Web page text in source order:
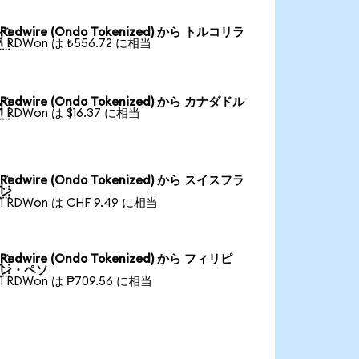
Redwire (Ondo Tokenized) から トルコリラ
1 RDWon は ₺556.72 に相当
Redwire (Ondo Tokenized) から カナダドル
1 RDWon は $16.37 に相当
Redwire (Ondo Tokenized) から スイスフラ
ン
1 RDWon は CHF 9.49 に相当
Redwire (Ondo Tokenized) から フィリピ
ン・ペソ
1 RDWon は ₱709.56 に相当